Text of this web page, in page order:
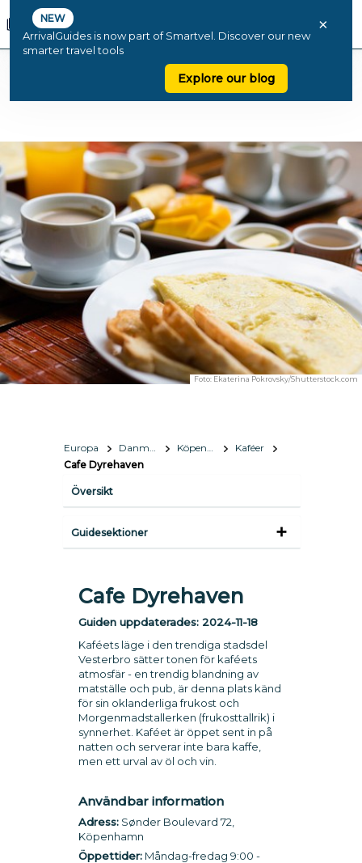
NEW
ArrivalGuides is now part of Smartvel. Discover our new
smarter travel tools
Explore our blog
×
Foto: Ekaterina Pokrovsky/Shutterstock.com
Europa Danmark Köpenhamn
Kaféer
Cafe Dyrehaven
Översikt
Guidesektioner
Cafe Dyrehaven
Guiden uppdaterades: 2024-11-18
Kaféets läge i den trendiga stadsdel
Vesterbro sätter tonen för kaféets
atmosfär - en trendig blandning av
matställe och pub, är denna plats känd
för sin oklanderliga frukost och
Morgenmadstallerken (frukosttallrik) i
synnerhet. Kaféet är öppet sent in på
natten och serverar inte bara kaffe,
men ett urval av öl och vin.
Användbar information
Adress:Sønder Boulevard 72,
Köpenhamn
Öppettider:Måndag-fredag 9:00 -